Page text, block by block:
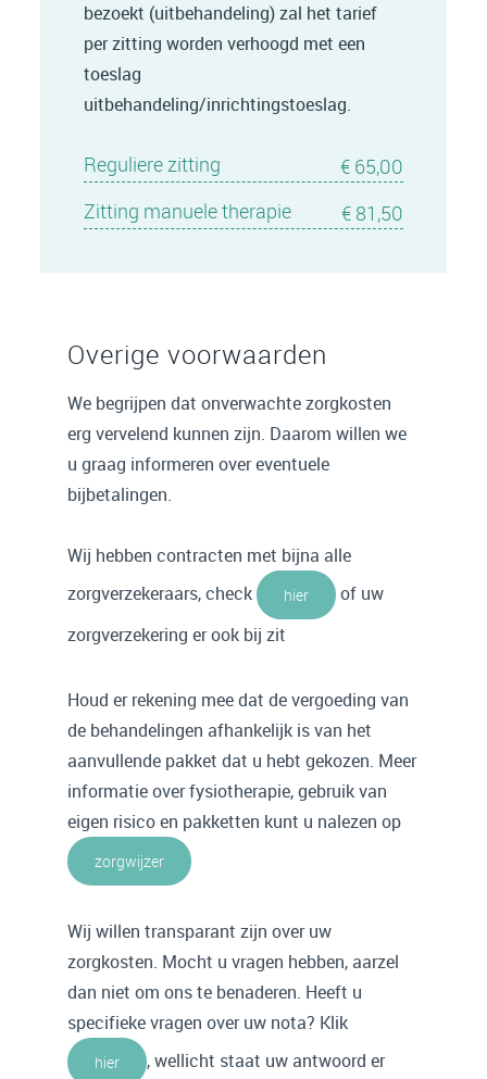
bezoekt (uitbehandeling) zal het tarief
per zitting worden verhoogd met een
toeslag
uitbehandeling/inrichtingstoeslag.
Reguliere zitting
€ 65,00
Zitting manuele therapie
€ 81,50
Overige voorwaarden
We begrijpen dat onverwachte zorgkosten
erg vervelend kunnen zijn. Daarom willen we
u graag informeren over eventuele
bijbetalingen.
Wij hebben contracten met bijna alle
zorgverzekeraars, check
hier
of uw
zorgverzekering er ook bij zit
Houd er rekening mee dat de vergoeding van
de behandelingen afhankelijk is van het
aanvullende pakket dat u hebt gekozen. Meer
informatie over fysiotherapie, gebruik van
eigen risico en pakketten kunt u nalezen op
zorgwijzer
Wij willen transparant zijn over uw
zorgkosten. Mocht u vragen hebben, aarzel
dan niet om ons te benaderen. Heeft u
specifieke vragen over uw nota? Klik
hier
, wellicht staat uw antwoord er